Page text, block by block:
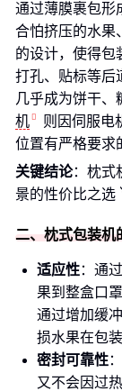
通过薄膜裹包形
合怕挤压的水果
的设计，使得包
打孔、贴标等后
几乎成为饼干、
机
则因伺服电
位置有严格要求
关键结论：枕式
景的性价比之
二、枕式包装机
适应性：通
果到整盒口
通过增加缓
损水果在包
密封可靠性
又不会因过